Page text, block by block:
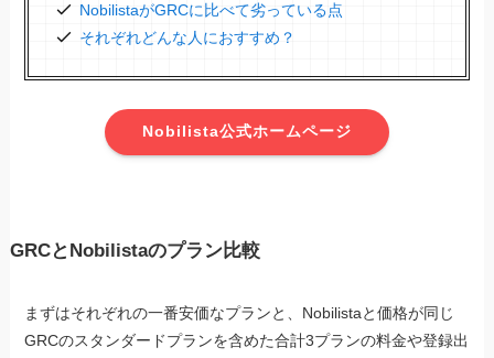
NobilistaがGRCに比べて劣っている点
それぞれどんな人におすすめ？
Nobilista公式ホームページ
GRCとNobilistaのプラン比較
まずはそれぞれの一番安価なプランと、Nobilistaと価格が同じ
GRCのスタンダードプランを含めた合計3プランの料金や登録出